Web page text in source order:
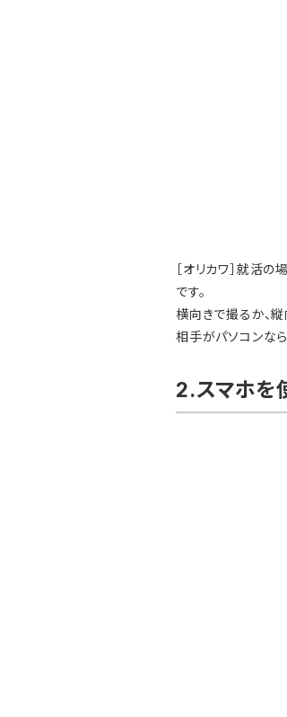
［オリカワ］就活
です。
横向きで撮るか、
相手がパソコンな
2.スマホを